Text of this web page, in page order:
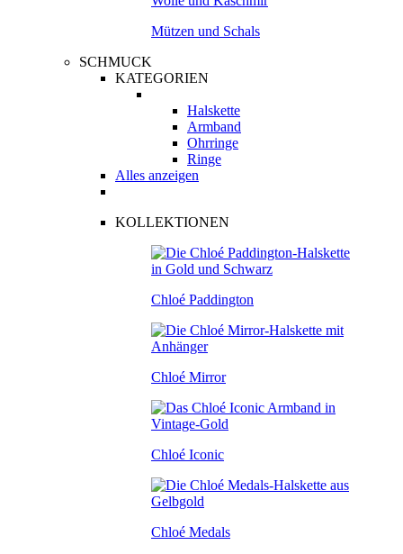
Mützen und Schals
SCHMUCK
KATEGORIEN
Halskette
Armband
Ohrringe
Ringe
Alles anzeigen
KOLLEKTIONEN
Chloé Paddington
Chloé Mirror
Chloé Iconic
Chloé Medals